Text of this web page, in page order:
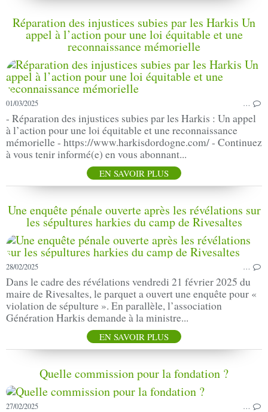
Réparation des injustices subies par les Harkis Un
appel à l’action pour une loi équitable et une
reconnaissance mémorielle
01/03/2025 …
- Réparation des injustices subies par les Harkis : Un appel
à l’action pour une loi équitable et une reconnaissance
mémorielle - https://www.harkisdordogne.com/ - Continuez
à vous tenir informé(e) en vous abonnant...
EN SAVOIR PLUS
Une enquête pénale ouverte après les révélations sur
les sépultures harkies du camp de Rivesaltes
28/02/2025 …
Dans le cadre des révélations vendredi 21 février 2025 du
maire de Rivesaltes, le parquet a ouvert une enquête pour «
violation de sépulture ». En parallèle, l’association
Génération Harkis demande à la ministre...
EN SAVOIR PLUS
Quelle commission pour la fondation ?
27/02/2025 …